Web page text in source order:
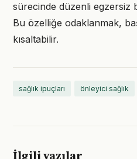
sürecinde düzenli egzersiz
Bu özelliğe odaklanmak,
kısaltabilir.
sağlık ipuçları önleyici sağlık